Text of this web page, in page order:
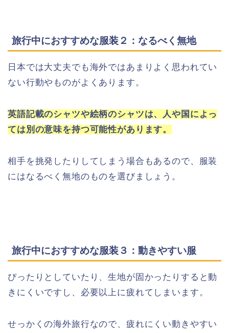
旅行中におすすめな服装２：なるべく無地
日本では大丈夫でも海外ではあまりよく思われてい
ない行動やものがよくあります。
英語記載のシャツや絵柄のシャツは、人や国によっ
ては別の意味を持つ可能性があります。
相手を挑発したりしてしまう場合もあるので、服装
にはなるべく無地のものを選びましょう。
旅行中におすすめな服装３：動きやすい服
ぴったりとしていたり、生地が固かったりすると動
きにくいですし、必要以上に疲れてしまいます。
せっかくの海外旅行なので、疲れにくい動きやすい